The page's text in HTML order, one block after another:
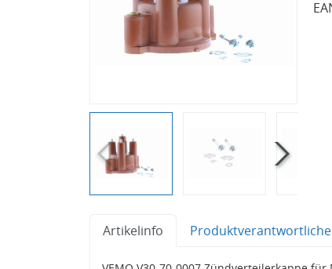
Artikelinfo